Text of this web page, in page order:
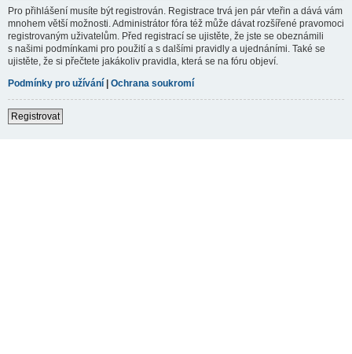
Pro přihlášení musíte být registrován. Registrace trvá jen pár vteřin a dává vám
mnohem větší možnosti. Administrátor fóra též může dávat rozšířené pravomoci
registrovaným uživatelům. Před registrací se ujistěte, že jste se obeznámili
s našimi podmínkami pro použití a s dalšími pravidly a ujednáními. Také se
ujistěte, že si přečtete jakákoliv pravidla, která se na fóru objeví.
Podmínky pro užívání | Ochrana soukromí
Registrovat